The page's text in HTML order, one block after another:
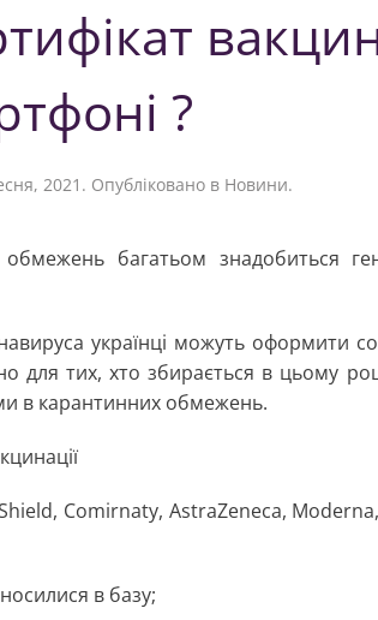
?
2021 . Опубліковано в Новини.
багатьом знадобиться
українці можуть оформити
для тих, хто збирається в цьому
в карантинних обмежень.
Comirnaty, AstraZeneca,
в базу;